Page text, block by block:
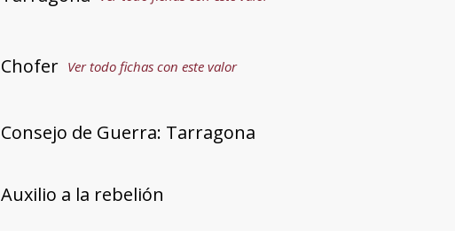
Chofer Ver todo fichas con este valor
Consejo de Guerra: Tarragona
Auxilio a la rebelión